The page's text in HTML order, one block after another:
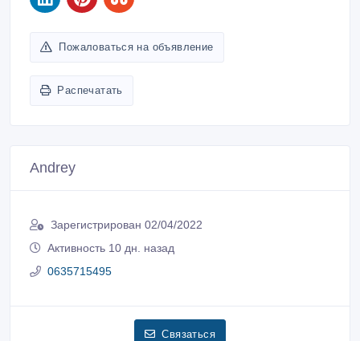
Пожаловаться на объявление
Распечатать
Andrey
Зарегистрирован 02/04/2022
Активность 10 дн. назад
0635715495
Связаться